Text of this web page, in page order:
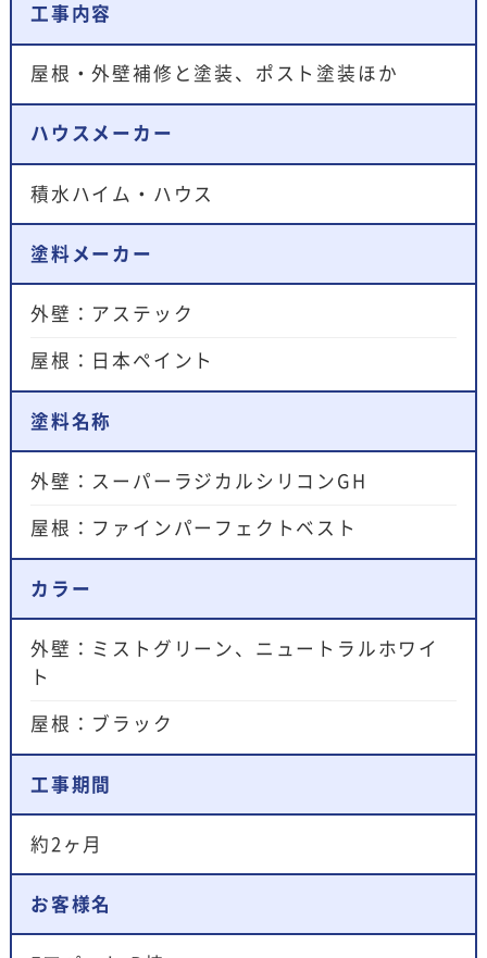
工事内容
屋根・外壁補修と塗装、ポスト塗装ほか
ハウスメーカー
積水ハイム・ハウス
塗料メーカー
外壁：アステック
屋根：日本ペイント
塗料名称
外壁：スーパーラジカルシリコンGH
屋根：ファインパーフェクトベスト
カラー
外壁：ミストグリーン、ニュートラルホワイ
ト
屋根：ブラック
工事期間
約2ヶ月
お客様名